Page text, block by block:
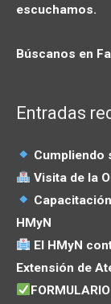
escuchamos.
Búscanos en
Entradas
Cumpliendo
Visita de la
HMyN
El HMyN
Extensión de